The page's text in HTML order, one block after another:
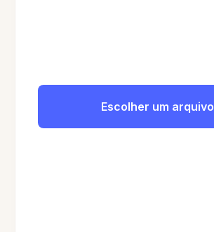
Escolher um arquivo